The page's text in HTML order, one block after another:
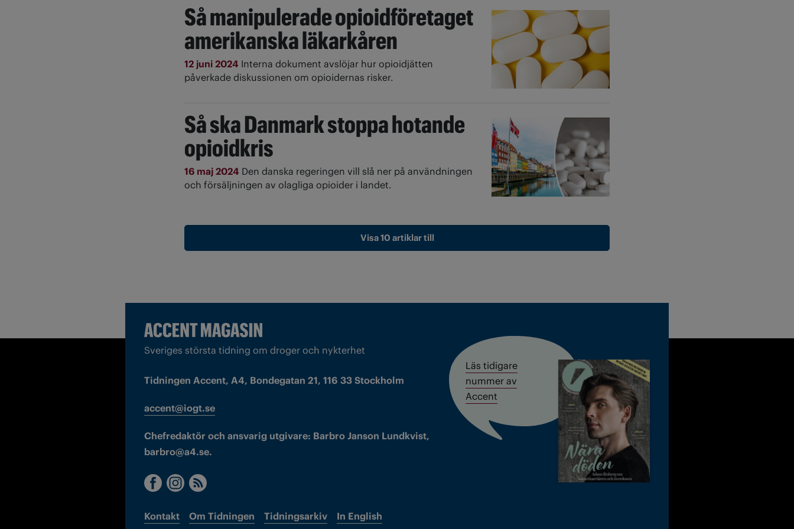
Så manipulerade opioidföretaget
amerikanska läkarkåren
12 juni 2024 Interna dokument avslöjar hur opioidjätten
påverkade diskussionen om opioidernas risker.
Så ska Danmark stoppa hotande
opioidkris
16 maj 2024 Den danska regeringen vill slå ner på användningen
och försäljningen av olagliga opioider i landet.
Visa 10 artiklar till
Sveriges största tidning om droger och nykterhet
Tidningen Accent, A4, Bondegatan 21, 116 33 Stockholm
accent@iogt.se
Chefredaktör och ansvarig utgivare: Barbro Janson Lundkvist,
barbro@a4.se.
Kontakt Om Tidningen Tidningsarkiv In English
Läs tidigare
nummer av
Accent